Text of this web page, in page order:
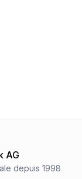
AG
depuis 1998